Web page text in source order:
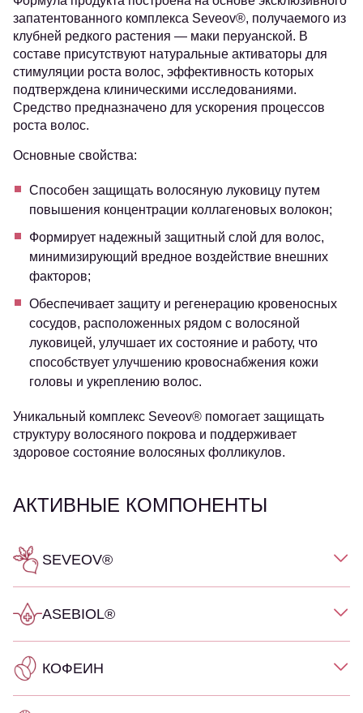
запатентованного комплекса Seveov®, получаемого из
клубней редкого растения — маки перуанской. В
составе присутствуют натуральные активаторы для
стимуляции роста волос, эффективность которых
подтверждена клиническими исследованиями.
Средство предназначено для ускорения процессов
роста волос.
Основные свойства:
Способен защищать волосяную луковицу путем
повышения концентрации коллагеновых волокон;
Формирует надежный защитный слой для волос,
минимизирующий вредное воздействие внешних
факторов;
Обеспечивает защиту и регенерацию кровеносных
сосудов, расположенных рядом с волосяной
луковицей, улучшает их состояние и работу, что
способствует улучшению кровоснабжения кожи
головы и укреплению волос.
Уникальный комплекс Seveov® помогает защищать
структуру волосяного покрова и поддерживает
здоровое состояние волосяных фолликулов.
АКТИВНЫЕ КОМПОНЕНТЫ
SEVEOV®
ASEBIOL®
КОФЕИН